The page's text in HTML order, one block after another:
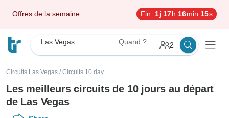
Offres de la semaine Fin: 1j 17h 16min 14s
Las Vegas Quand ? 2
Circuits Las Vegas / Circuits 10 day
Les meilleurs circuits de 10 jours au départ
de Las Vegas